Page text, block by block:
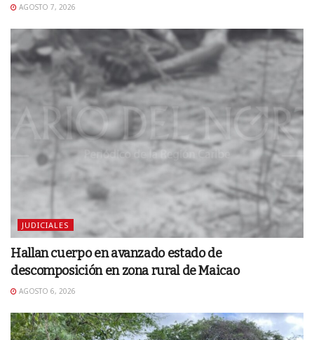
AGOSTO 7, 2026
JUDICIALES
Hallan cuerpo en avanzado estado de
descomposición en zona rural de Maicao
AGOSTO 6, 2026